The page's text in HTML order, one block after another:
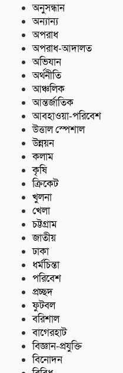
অনুসন্ধান
অন্যান্য
অপরাধ
অপরাধ-আদালত
অভিযান
অর্থনীতি
আঞ্চলিক
আন্তর্জাতিক
আবহাওয়া-পরিবেশ
উত্তাল স্পেশাল
উন্নয়ন
কলাম
কৃষি
ক্রিকেট
খুলনা
খেলা
চট্টগ্রাম
জাতীয়
ঢাকা
ধর্মচিন্তা
পরিবেশ
প্রচ্ছদ
ফুটবল
বরিশাল
বাগেরহাট
বিজ্ঞান-প্রযুক্তি
বিনোদন